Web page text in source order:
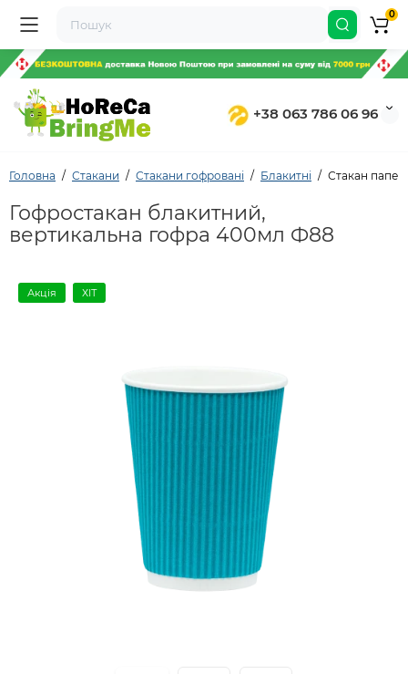
+38 063 786 06 96
0
Головна Стакани Стакани гофровані Блакитні Стакан
Гофростакан блакитний,
вертикальна гофра 400мл Ф88
Акція ХІТ